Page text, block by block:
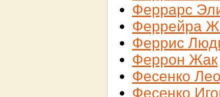
Феррарс
Феррейра
Феррис
Феррон Жак
Фесенко
Фесенко